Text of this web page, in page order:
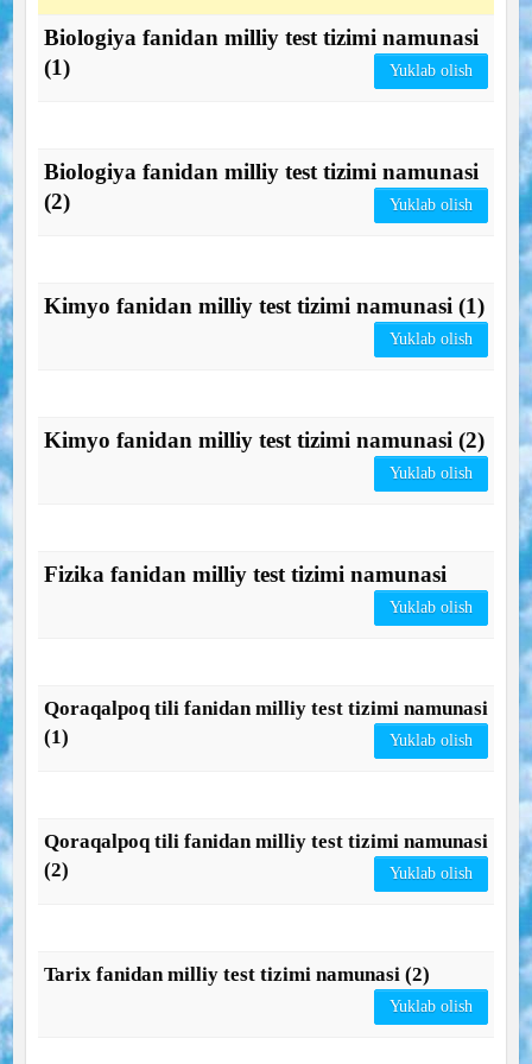
Biologiya fanidan milliy test tizimi namunasi
(1)
Yuklab olish
Biologiya fanidan milliy test tizimi namunasi
(2)
Yuklab olish
Kimyo fanidan milliy test tizimi namunasi (1)
Yuklab olish
Kimyo fanidan milliy test tizimi namunasi (2)
Yuklab olish
Fizika fanidan milliy test tizimi namunasi
Yuklab olish
Qoraqalpoq tili fanidan milliy test tizimi namunasi
(1)
Yuklab olish
Qoraqalpoq tili fanidan milliy test tizimi namunasi
(2)
Yuklab olish
Tarix fanidan milliy test tizimi namunasi (2)
Yuklab olish